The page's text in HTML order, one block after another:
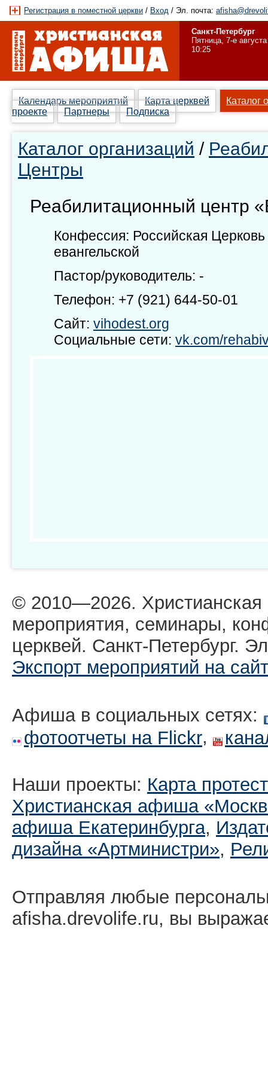
Регистрация в поместной церкви / Вход / Эл. почта:
Санкт-Петербург
Пятница, 7-е августа
10:25
Календарь мероприятий Карта церквей
Каталог
проекте
Партнеры Подписка
Каталог организаций /
Центры
Реабилитационный центр
Конфессия: Российская
евангельской
Пастор/руководитель: -
Телефон: +7 (921) 644-50-01
Сайт: vihodest.org
Социальные сети: vk.com/
© 2010—2026.
мероприятия, семинары,
церквей. Санкт-Петербург.
Экспорт мероприятий на сайт
Афиша в социальных сетях:
фотоотчеты на Flickr,
Наши проекты: Карта
Христианская афиша
афиша Екатеринбургa,
дизайна «Артминистри»,
Отправляя любые
afisha.drevolife.ru, вы